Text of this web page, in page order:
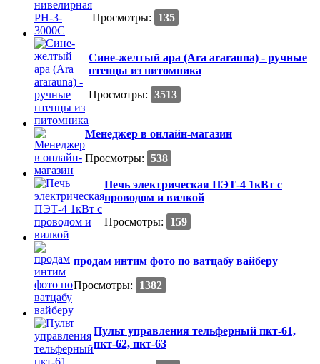
Просмотры:
135
Сине-желтый ара (Ara ararauna) - ручные
птенцы из питомника
Просмотры: 3513
Менеджер в онлайн-магазин
Просмотры: 538
Печь электрическая ПЭТ-4 1кВт с
проводом и вилкой
Просмотры:
159
продам интим фото по ватцабу вайберу
Просмотры:
1382
Пульт управления тельферный пкт-61,
пкт-62, пкт-63